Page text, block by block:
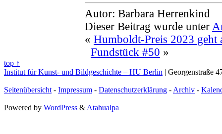
Autor: Barbara Herrenkind
Dieser Beitrag wurde unter
« Humboldt-Preis 2023
Fundstück #50 »
top ↑
Institut für Kunst- und Bildgeschichte – HU Berlin | Georgenstraße
Seitenübersicht - Impressum - Datenschutzerklärung - Archiv -
Powered by WordPress & Atahualpa